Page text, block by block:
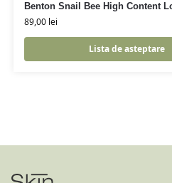
Benton Snail Bee High Content
89,00 lei
Lista de asteptare